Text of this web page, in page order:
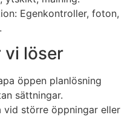
Egenkontroller, foton,
vi löser
öppen planlösning
sättningar.
vid större öppningar eller